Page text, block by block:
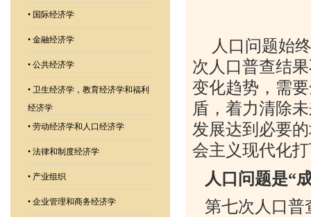
• 国际经济学
• 金融经济学
• 公共经济学
• 卫生经济学，教育经济学和福利
经济学
• 劳动经济学和人口经济学
• 法律和制度经济学
• 产业组织
• 企业管理和商务经济学
人口问题始
次人口普查结
变化趋势，需
盾，着力清除
发展达到必要
会主义现代化
人口问题是“
第七次人口普